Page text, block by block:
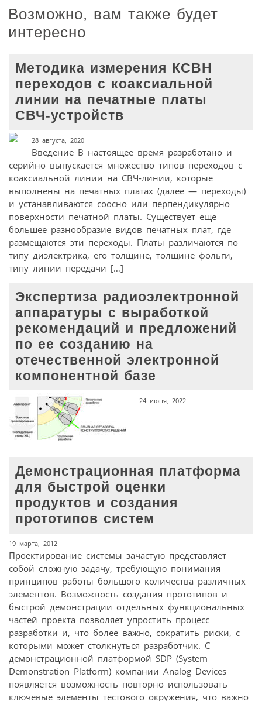
Возможно, вам также будет
интересно
Методика измерения КСВН
переходов с коаксиальной
линии на печатные платы
СВЧ-устройств
28 августа, 2020
Введение В настоящее время разработано и
серийно выпускается множество типов переходов с
коаксиальной линии на СВЧ-линии, которые
выполнены на печатных платах (далее — переходы)
и устанавливаются соосно или перпендикулярно
поверхности печатной платы. Существует еще
большее разнообразие видов печатных плат, где
размещаются эти переходы. Платы различаются по
типу диэлектрика, его толщине, толщине фольги,
типу линии передачи […]
Экспертиза радиоэлектронной
аппаратуры с выработкой
рекомендаций и предложений
по ее созданию на
отечественной электронной
компонентной базе
24 июня, 2022
Демонстрационная платформа
для быстрой оценки
продуктов и создания
прототипов систем
19 марта, 2012
Проектирование системы зачастую представляет
собой сложную задачу, требующую понимания
принципов работы большого количества различных
элементов. Возможность создания прототипов и
быстрой демонстрации отдельных функциональных
частей проекта позволяет упростить процесс
разработки и, что более важно, сократить риски, с
которыми может столкнуться разработчик. С
демонстрационной платформой SDP (System
Demonstration Platform) компании Analog Devices
появляется возможность повторно использовать
ключевые элементы тестового окружения, что важно